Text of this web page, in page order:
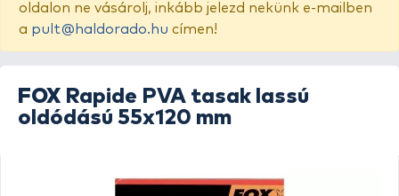
oldalon ne vásárolj, inkább jelezd nekünk e-mailben
a pult@haldorado.hu címen!
FOX Rapide PVA tasak lassú
oldódású 55x120 mm